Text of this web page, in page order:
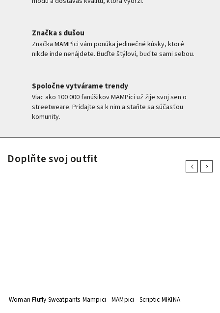
Značka s dušou
Značka MAMPici vám ponúka jedinečné kúsky, ktoré
nikde inde nenájdete. Buďte štýloví, buďte sami sebou.
Spoločne vytvárame trendy
Viac ako 100 000 fanúšikov MAMPici už žije svoj sen o
streetweare. Pridajte sa k nim a staňte sa súčasťou
komunity.
Doplňte svoj outfit
Previous
Woman Fluffy Sweatpants-Mampici MAMpici - Scriptic MIKINA
Next